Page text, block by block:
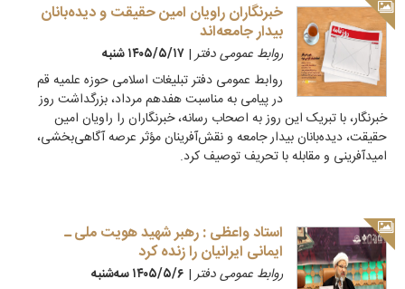
خبرنگاران راویان امین حقیقت و دیده‌بانان
بیدار جامعه‌اند
روابط عمومی دفتر| ۱۴۰۵/۵/۱۷ شنبه
روابط عمومی دفتر تبلیغات اسلامی حوزه علمیه قم
در پیامی به مناسبت هفدهم مرداد، بزرگداشت روز
خبرنگار، با تبریک این روز به اصحاب رسانه، خبرنگاران را راویان امین
حقیقت، دیده‌بانان بیدار جامعه و نقش‌آفرینان مؤثر عرصه آگاهی‌بخشی،
امیدآفرینی و مقابله با تحریف توصیف کرد.
استاد واعظی : رهبر شهید هویت ملی ـ
ایمانی ایرانیان را زنده کرد
روابط عمومی دفتر| ۱۴۰۵/۵/۶ سه‌شنبه